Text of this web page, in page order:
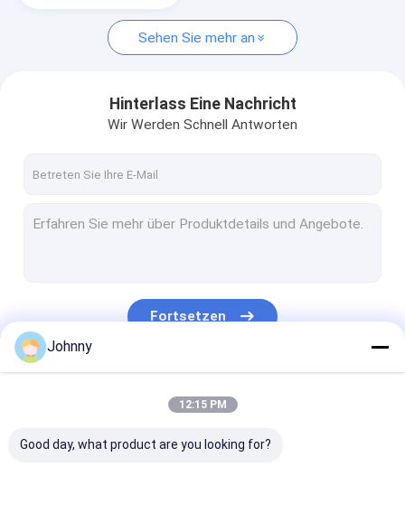
Stange aus Aluminiumlegierung
Sehen Sie mehr an
Hinterlass Eine Nachricht
Wir Werden Schnell Antworten
Fortsetzen
Johnny
12:15 PM
Good day, what product are you looking for?